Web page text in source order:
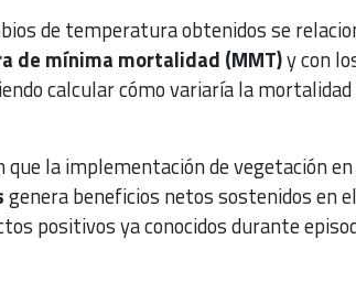
de temperatura obtenidos se
de mínima mortalidad (MMT)y con
calcular cómo variaría la
la implementación de vegetación en
genera beneficios netos sostenidos en
positivos ya conocidos durante